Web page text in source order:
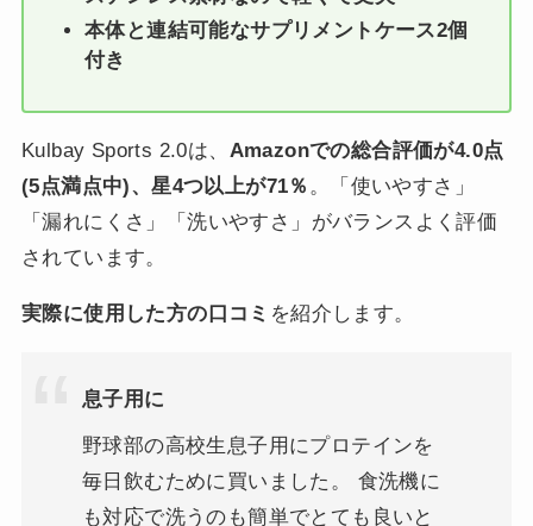
本体と連結可能なサプリメントケース2個
付き
Kulbay Sports 2.0は、 Amazonでの総合評価が4.0点
(5点満点中)、星4つ以上が71％ 。「使いやすさ」
「漏れにくさ」「洗いやすさ」がバランスよく評価
されています。
実際に使用した方の口コミ を紹介します。
息子用に
野球部の高校生息子用にプロテインを
毎日飲むために買いました。 食洗機に
も対応で洗うのも簡単でとても良いと